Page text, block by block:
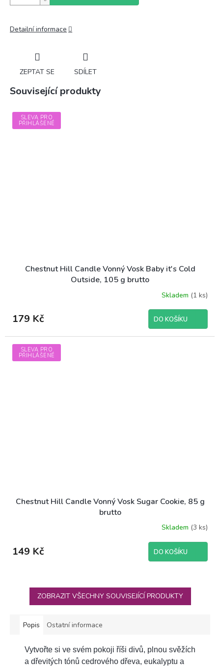
Detailní informace
ZEPTAT SE SDÍLET
Související produkty
SLEVA PRO
PŘIHLÁŠENÉ
Chestnut Hill Candle Vonný Vosk Baby it's Cold
Outside, 105 g brutto
Skladem (1 ks)
179 Kč DO KOŠÍKU
SLEVA PRO
PŘIHLÁŠENÉ
Chestnut Hill Candle Vonný Vosk Sugar Cookie, 85 g
brutto
Skladem (3 ks)
149 Kč DO KOŠÍKU
ZOBRAZIT VŠECHNY SOUVISEJÍCÍ PRODUKTY
Popis Ostatní informace
Vytvořte si ve svém pokoji říši divů, plnou svěžích
a dřevitých tónů cedrového dřeva, eukalyptu a